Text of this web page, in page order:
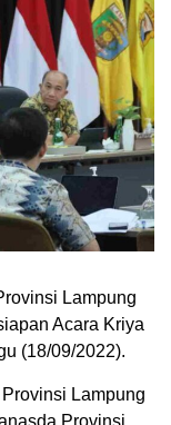
Lampung
Acara Kriya
(18/09/2022).
Lampung
Provinsi